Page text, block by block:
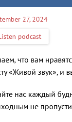
27, 2024
podcast
что вам
«Живой звук», и
нас каждый
не